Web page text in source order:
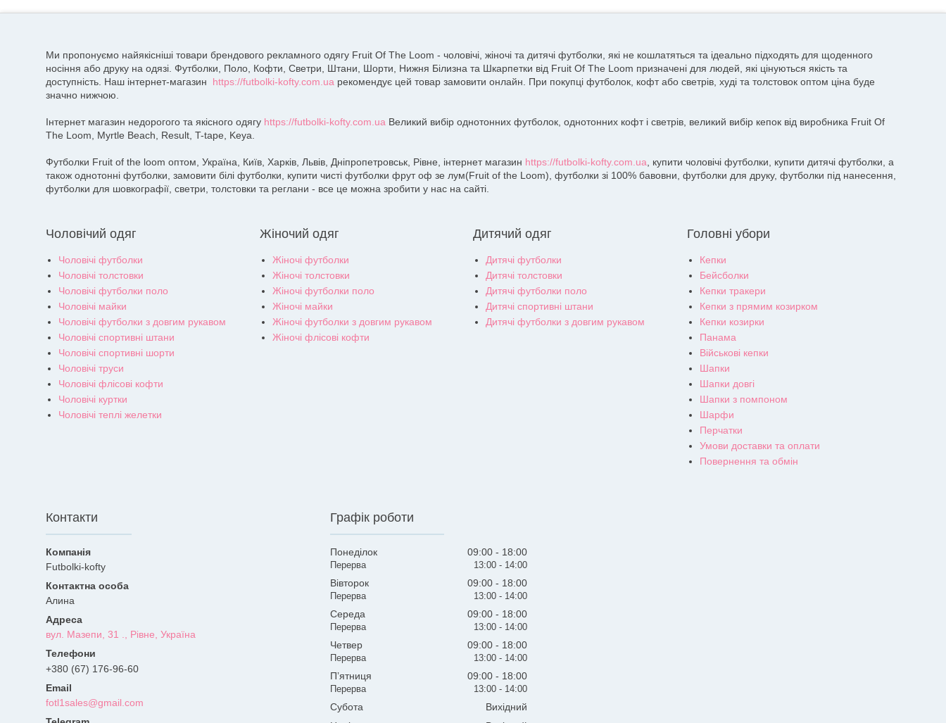
Ми пропонуємо найякісніші товари брендового рекламного одягу Fruit Of The Loom - чоловічі, жіночі та дитячі футболки, які не кошлатяться та ідеально підходять для щоденного
носіння або друку на одязі. Футболки, Поло, Кофти, Светри, Штани, Шорти, Нижня Білизна та Шкарпетки від Fruit Of The Loom призначені для людей, які цінуються якість та
доступність. Наш інтернет-магазин https://futbolki-kofty.com.ua рекомендує цей товар замовити онлайн. При покупці футболок, кофт або светрів, худі та толстовок оптом ціна буде
значно нижчою.
Інтернет магазин недорогого та якісного одягу https://futbolki-kofty.com.ua Великий вибір однотонних футболок, однотонних кофт і светрів, великий вибір кепок від виробника Fruit Of
The Loom, Myrtle Beach, Result, T-tape, Keya.
Футболки Fruit of the loom оптом, Україна, Київ, Харків, Львів, Дніпропетровськ, Рівне, інтернет магазин https://futbolki-kofty.com.ua, купити чоловічі футболки, купити дитячі футболки, а
також однотонні футболки, замовити білі футболки, купити чисті футболки фрут оф зе лум(Fruit of the Loom), футболки зі 100% бавовни, футболки для друку, футболки під нанесення,
футболки для шовкографії, светри, толстовки та реглани - все це можна зробити у нас на сайті.
Чоловічий одяг
Чоловічі футболки
Чоловічі толстовки
Чоловічі футболки поло
Чоловічі майки
Чоловічі футболки з довгим рукавом
Чоловічі спортивні штани
Чоловічі спортивні шорти
Чоловічі труси
Чоловічі флісові кофти
Чоловічі куртки
Чоловічі теплі желетки
Жіночий одяг
Жіночі футболки
Жіночі толстовки
Жіночі футболки поло
Жіночі майки
Жіночі футболки з довгим рукавом
Жіночі флісові кофти
Дитячий одяг
Дитячі футболки
Дитячі толстовки
Дитячі футболки поло
Дитячі спортивні штани
Дитячі футболки з довгим рукавом
Головні убори
Кепки
Бейсболки
Кепки тракери
Кепки з прямим козирком
Кепки козирки
Панама
Військові кепки
Шапки
Шапки довгі
Шапки з помпоном
Шарфи
Перчатки
Умови доставки та оплати
Повернення та обмін
Контакти
Futbolki-kofty
Алина
вул. Мазепи, 31 ., Рівне, Україна
+380 (67) 176-96-60
fotl1sales@gmail.com
Графік роботи
Понеділок 09:00 18:00
13:00 14:00
Вівторок 09:00 18:00
13:00 14:00
Середа 09:00 18:00
13:00 14:00
Четвер 09:00 18:00
13:00 14:00
Пʼятниця 09:00 18:00
13:00 14:00
Субота
Вихідний